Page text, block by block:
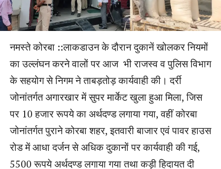
नमस्ते कोरबा ::लाकडाउन के दौरान दुकानें खोलकर नियमों
का उल्लंघन करने वालों पर आज भी राजस्व व पुलिस विभाग
के सहयोग से निगम ने ताबड़तोड़ कार्यवाही की। दर्री
जोनांतर्गत अगारखार में सुपर मार्केट खुला हुआ मिला, जिस
पर 10 हजार रूपये का अर्थदण्ड लगाया गया, वहीं कोरबा
जोनांतर्गत पुराने कोरबा शहर, इतवारी बाजार एवं पावर हाउस
रोड में आधा दर्जन से अधिक दुकानों पर कार्यवाही की गई,
5500 रूपये अर्थदण्ड लगाया गया तथा कड़ी हिदायत दी